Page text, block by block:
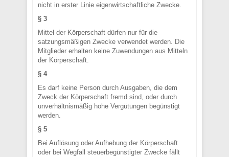
nicht in erster Linie eigenwirtschaftliche Zwecke.
§ 3
Mittel der Körperschaft dürfen nur für die
satzungsmäßigen Zwecke verwendet werden. Die
Mitglieder erhalten keine Zuwendungen aus Mitteln
der Körperschaft.
§ 4
Es darf keine Person durch Ausgaben, die dem
Zweck der Körperschaft fremd sind, oder durch
unverhältnismäßig hohe Vergütungen begünstigt
werden.
§ 5
Bei Auflösung oder Aufhebung der Körperschaft
oder bei Wegfall steuerbegünstigter Zwecke fällt